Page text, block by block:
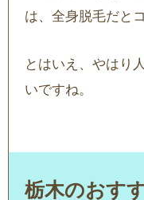
は、全身脱毛だと
とはいえ、やはり
いですね。
栃木のおす